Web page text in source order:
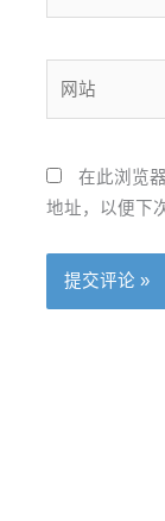
箱
在此浏览
地址，以便下